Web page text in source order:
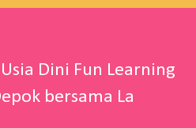
Dini Fun Learning
bersama La